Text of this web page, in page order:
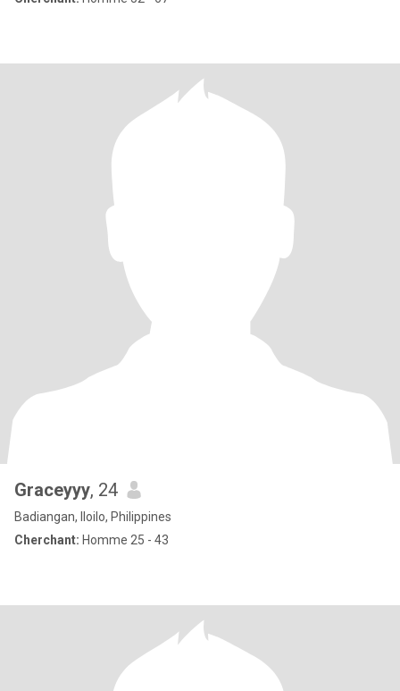
Graceyyy, 24
Badiangan, Iloilo, Philippines
Cherchant: Homme 25 - 43